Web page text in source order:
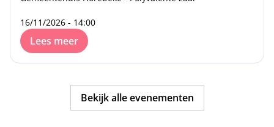
16/11/2026 - 14:00
Lees meer
Bekijk alle evenementen